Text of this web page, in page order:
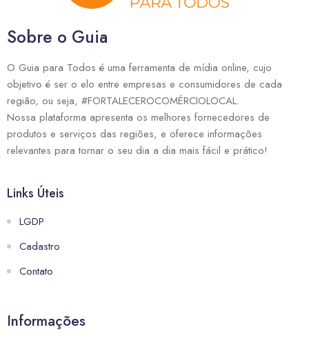
Sobre o Guia
O Guia para Todos é uma ferramenta de mídia online, cujo
objetivo é ser o elo entre empresas e consumidores de cada
região, ou seja, #FORTALECEROCOMÉRCIOLOCAL.
Nossa plataforma apresenta os melhores fornecedores de
produtos e serviços das regiões, e oferece informações
relevantes para tornar o seu dia a dia mais fácil e prático!
Links Úteis
LGDP
Cadastro
Contato
Informações